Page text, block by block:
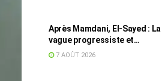
Après Mamdani, El-Sayed : La
vague progressiste et
musulmane résiste à l’argent de
7 AOÛT 2026